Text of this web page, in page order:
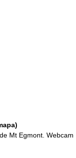
Mt Egmont. Webcam